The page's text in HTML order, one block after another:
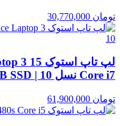
تومان
Core i7 نسل 10 | 16GB RAM، 256GB SSD
تومان